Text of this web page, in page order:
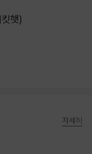
햇)
자세히